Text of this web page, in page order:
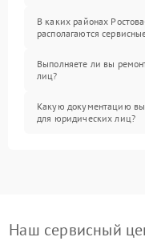
В каких районах
располагаются
Выполняете ли вы
лиц?
Какую документацию вы
для юридических лиц?
Наш сервисный